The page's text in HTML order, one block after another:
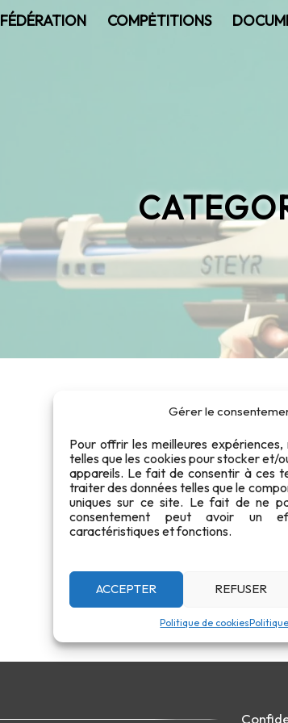
Gérer le
Pour offrir les meilleures
telles que les cookies pour stocker et/
appareils. Le fait de consentir à ces
traiter des données telles que le
uniques sur ce site. Le fait de ne
consentement peut avoir un
caractéristiques et fonctions.
ACCEPTER REFUSER
Politique de cookies
FÉDÉRATION COMPĖTITIONS